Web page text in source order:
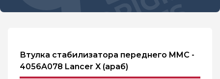
Втулка стабилизатора переднего MMC -
4056A078 Lancer X (араб)